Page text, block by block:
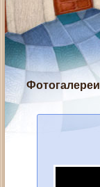
Фотогалереи